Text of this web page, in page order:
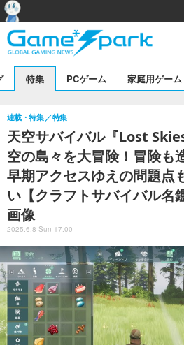
特集 PCゲーム 家庭用ゲーム
天空サバイバル『Lost
空の島々を大冒険！冒険も
早期アクセスゆえの問題点
い【クラフトサバイバル名
画像
連載・特集 特集
2025.6.8 Sun 17:00